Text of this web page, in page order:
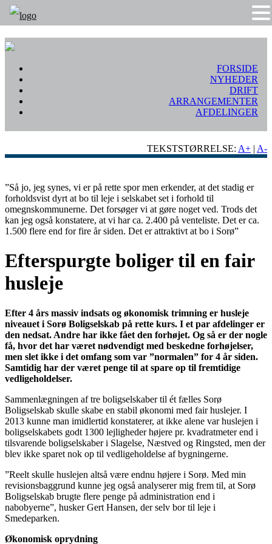
FORSIDE
NYHEDER
DRIFT
ARRANGEMENTER
AFDELINGER
TEKSTSTØRRELSE: A+ | A-
”Så jo, jeg synes, vi er på rette spor men erkender, at det stadig er
forholdsvist dyrt at bo til leje i selskabet set i forhold til
omegnskommunerne. Det forsøger vi at gøre noget ved. Trods det
kan jeg også konstatere, at vi har ca. 2.400 på venteliste. Det er ca.
1.500 flere end for fire år siden. Det er attraktivt at bo i Sorø”
Efterspurgte boliger til en fair
husleje
Efter 4 års massiv indsats og økonomisk trimning er husleje
niveauet i Sorø Boligselskab på rette kurs. I et par afdelinger er
den nedsat. Andre har ikke fået den forhøjet. Og så er der nogle
få, hvor det har været nødvendigt med beskedne forhøjelser,
men slet ikke i det omfang som var ”normalen” for 4 år siden.
Samtidig har der været penge til at spare op til fremtidige
vedligeholdelser.
Sammenlægningen af tre boligselskaber til ét fælles Sorø
Boligselskab skulle skabe en stabil økonomi med fair huslejer. I
2013 kunne man imidlertid konstaterer, at ikke alene var huslejen i
boligselskabets godt 1300 lejligheder højere pr. kvadratmeter end i
tilsvarende boligselskaber i Slagelse, Næstved og Ringsted, men der
blev ikke sparet nok op til vedligeholdelse af bygningerne.
”Reelt skulle huslejen altså være endnu højere i Sorø. Med min
revisionsbaggrund kunne jeg også analyserer mig frem til, at Sorø
Boligselskab brugte flere penge på administration end i
nabobyerne”, husker Gert Hansen, der selv bor til leje i
Smedeparken.
Økonomisk oprydning